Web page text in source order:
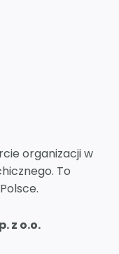
organizacji w
To
z o.o.